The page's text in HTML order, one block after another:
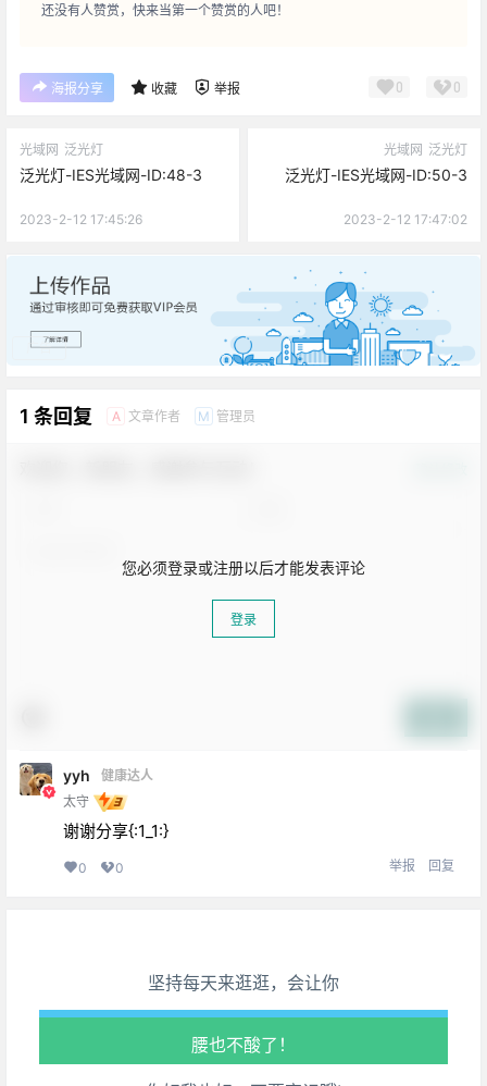
还没有人赞赏，快来当第一个赞赏的人吧！
海报分享 收藏 举报 0 0
光域网 泛光灯
泛光灯-IES光域网-ID:48-3
2023-2-12 17:45:26
光域网 泛光灯
泛光灯-IES光域网-ID:50-3
2023-2-12 17:47:02
广告
1 条回复 A 文章作者 M 管理员
您必须登录或注册以后才能发表评论
登录
yyh
健康达人
太守
谢谢分享{:1_1:}
0 0 举报 回复
坚持每天来逛逛，会让你
走路也有劲了！
腰也不酸了！